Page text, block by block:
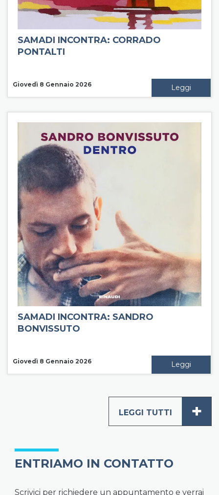
SAMADI INCONTRA: CORRADO
PONTALTI
Giovedì 8 Gennaio 2026 Leggi
SAMADI INCONTRA: SANDRO
BONVISSUTO
Giovedì 8 Gennaio 2026 Leggi
LEGGI TUTTI +
ENTRIAMO IN CONTATTO
Scrivici per richiedere un appuntamento e verrai